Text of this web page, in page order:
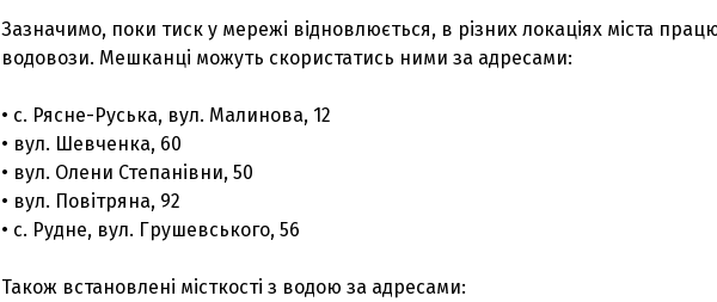
Зазначимо, поки тиск у мережі відновлюється, в різних локаціях міста
водовози. Мешканці можуть скористатись ними за адресами:
• с. Рясне-Руська, вул. Малинова, 12
• вул. Шевченка, 60
• вул. Олени Степанівни, 50
• вул. Повітряна, 92
• с. Рудне, вул. Грушевського, 56
Також встановлені місткості з водою за адресами: